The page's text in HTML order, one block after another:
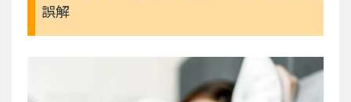
誤解